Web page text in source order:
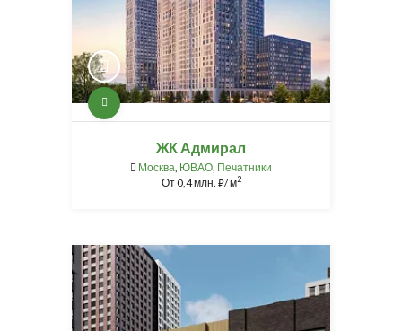
ЖК Адмирал
Москва ЮВАО Печатники
От0,4 млн. ⃏/ м2